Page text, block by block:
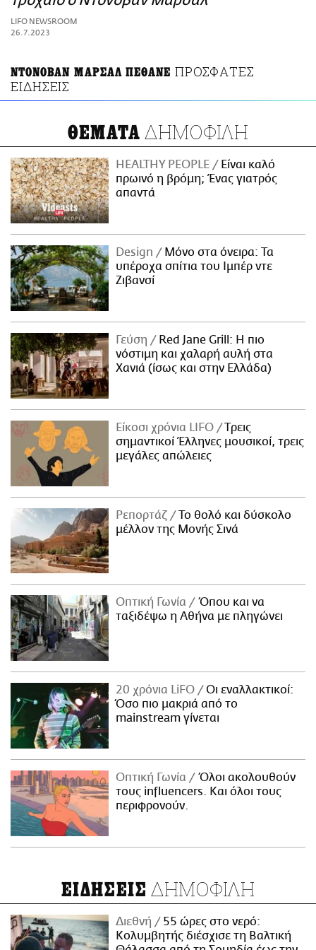
ΑΜΠΑ
PRINT
LIFO NEWSROOM
26.7.2023
ΝΤΟΝΟΒΑΝ ΜΑΡΣΑΛ ΠΕΘΑΝΕ ΠΡΟΣΦΑΤΕΣ
ΕΙΔΗΣΕΙΣ
ΘΕΜΑΤΑ ΔΗΜΟΦΙΛΗ
HEALTHY PEOPLE
Είναι καλό
πρωινό η βρόμη; Ένας γιατρός
απαντά
Design
Μόνο στα όνειρα: Τα
υπέροχα σπίτια του Ιμπέρ ντε
Ζιβανσί
Γεύση
Red Jane Grill: Η πιο
νόστιμη και χαλαρή αυλή στα
Χανιά (ίσως και στην Ελλάδα)
Είκοσι χρόνια LIFO
Tρεις
σημαντικοί Έλληνες μουσικοί, τρεις
μεγάλες απώλειες
Ρεπορτάζ
Το θολό και δύσκολο
μέλλον της Μονής Σινά
Οπτική Γωνία
Όπου και να
ταξιδέψω η Αθήνα με πληγώνει
20 χρόνια LiFO
Οι εναλλακτικοί:
Όσο πιο μακριά από το
mainstream γίνεται
Οπτική Γωνία
Όλοι ακολουθούν
τους influencers. Και όλοι τους
περιφρονούν.
ΕΙΔΗΣΕΙΣ ΔΗΜΟΦΙΛΗ
Διεθνή
55 ώρες στο νερό:
Κολυμβητής διέσχισε τη Βαλτική